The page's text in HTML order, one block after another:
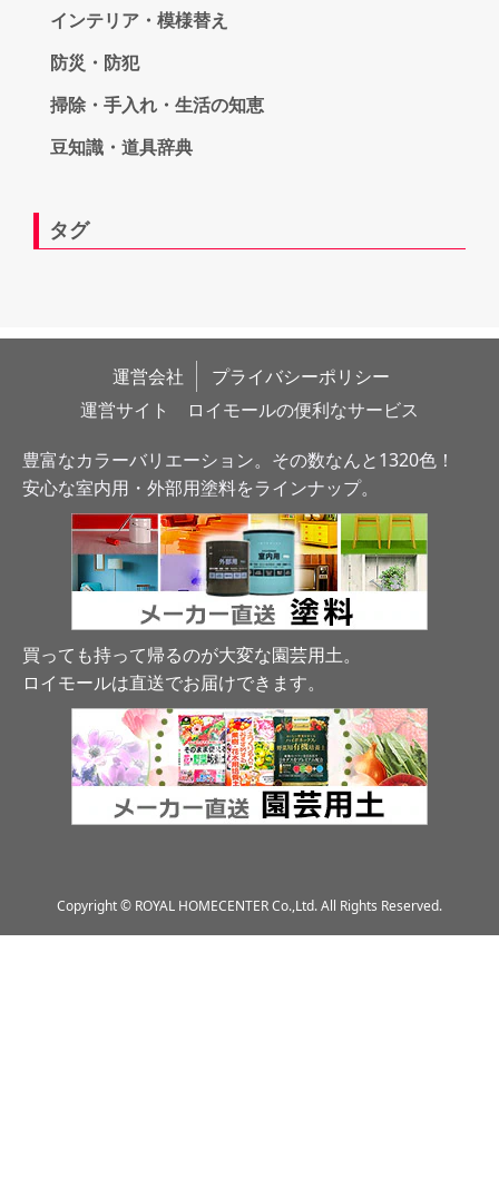
インテリア・模様替え
防災・防犯
掃除・手入れ・生活の知恵
豆知識・道具辞典
タグ
運営会社
プライバシーポリシー
運営サイト　ロイモールの便利なサービス
豊富なカラーバリエーション。その数なんと1320色！
安心な室内用・外部用塗料をラインナップ。
買っても持って帰るのが大変な園芸用土。
ロイモールは直送でお届けできます。
Copyright © ROYAL HOMECENTER Co.,Ltd. All Rights Reserved.